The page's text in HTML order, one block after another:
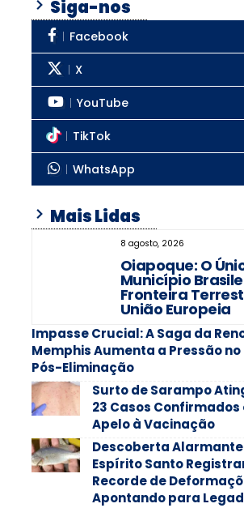
Siga-nos
Facebook
X
YouTube
TikTok
WhatsApp
Mais Lidas
8 agosto, 2026
Oiapoque: O
Município
Fronteira
União Europeia
Impasse Crucial: A Saga da
Memphis Aumenta a Pressão
Pós-Eliminação
Surto de Sarampo
23 Casos Confirmados
Apelo à Vacinação
Descoberta
Espírito Santo
Recorde de
Apontando para